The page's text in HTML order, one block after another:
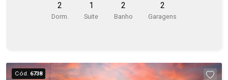
2
Dorm.
1
Suite
2
Banho
2
Garagens
Cód. 6738